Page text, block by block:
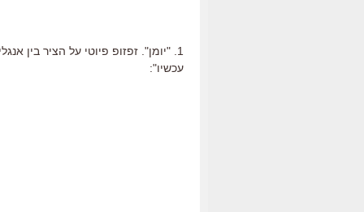
1. "יומן". זפזופ פיוטי על הציר
עכשיו":